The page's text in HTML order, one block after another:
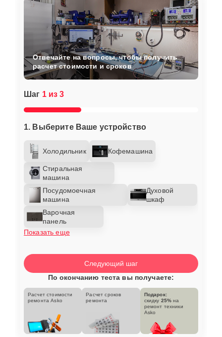
Шаг 1 из 3
1. Выберите Ваше устройство
Холодильник Кофемашина
Стиральная
машина
Посудомоечная
машина
Духовой
шкаф
Варочная
панель
Показать еще
Отвечайте на вопросы, чтобы получить
расчет стоимости и сроков
Следующий шаг
По окончанию теста вы получаете:
Расчет стоимости
ремонта Asko
Расчет сроков
ремонта
Подарок:
скидку 25% на
ремонт техники
Asko